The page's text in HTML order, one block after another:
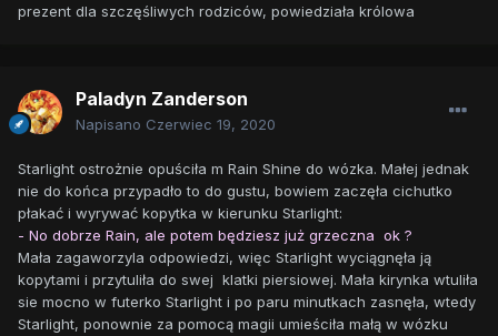
prezent dla szczęśliwych rodziców, powiedziała królowa
Paladyn Zanderson
Napisano Czerwiec 19, 2020
Starlight ostrożnie opuściła m Rain Shine do wózka. Małej jednak
nie do końca przypadło to do gustu, bowiem zaczęła cichutko
płakać i wyrywać kopytka w kierunku Starlight:
- No dobrze Rain, ale potem będziesz już grzeczna ok ?
Mała zagaworzyla odpowiedzi, więc Starlight wyciągnęła ją
kopytami i przytuliła do swej klatki piersiowej. Mała kirynka wtuliła
sie mocno w futerko Starlight i po paru minutkach zasnęła, wtedy
Starlight, ponownie za pomocą magii umieściła małą w wózku